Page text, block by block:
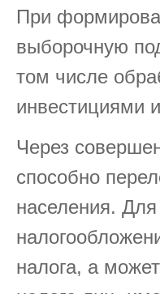
При
выборочную
том числе
инвестициями
Через
способно
населения. Для
налога, а